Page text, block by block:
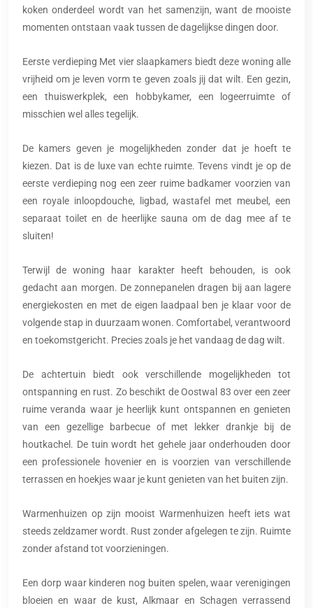
koken onderdeel wordt van het samenzijn, want de mooiste
momenten ontstaan vaak tussen de dagelijkse dingen door.
Eerste verdieping Met vier slaapkamers biedt deze woning alle
vrijheid om je leven vorm te geven zoals jij dat wilt. Een gezin,
een thuiswerkplek, een hobbykamer, een logeerruimte of
misschien wel alles tegelijk.
De kamers geven je mogelijkheden zonder dat je hoeft te
kiezen. Dat is de luxe van echte ruimte. Tevens vindt je op de
eerste verdieping nog een zeer ruime badkamer voorzien van
een royale inloopdouche, ligbad, wastafel met meubel, een
separaat toilet en de heerlijke sauna om de dag mee af te
sluiten!
Terwijl de woning haar karakter heeft behouden, is ook
gedacht aan morgen. De zonnepanelen dragen bij aan lagere
energiekosten en met de eigen laadpaal ben je klaar voor de
volgende stap in duurzaam wonen. Comfortabel, verantwoord
en toekomstgericht. Precies zoals je het vandaag de dag wilt.
De achtertuin biedt ook verschillende mogelijkheden tot
ontspanning en rust. Zo beschikt de Oostwal 83 over een zeer
ruime veranda waar je heerlijk kunt ontspannen en genieten
van een gezellige barbecue of met lekker drankje bij de
houtkachel. De tuin wordt het gehele jaar onderhouden door
een professionele hovenier en is voorzien van verschillende
terrassen en hoekjes waar je kunt genieten van het buiten zijn.
Warmenhuizen op zijn mooist Warmenhuizen heeft iets wat
steeds zeldzamer wordt. Rust zonder afgelegen te zijn. Ruimte
zonder afstand tot voorzieningen.
Een dorp waar kinderen nog buiten spelen, waar verenigingen
bloeien en waar de kust, Alkmaar en Schagen verrassend